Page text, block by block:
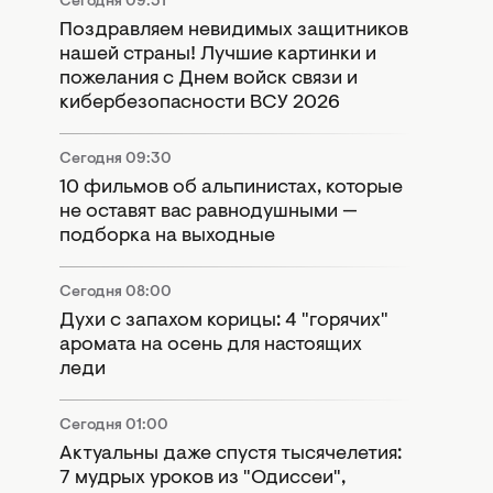
Поздравляем невидимых защитников
нашей страны! Лучшие картинки и
пожелания с Днем войск связи и
кибербезопасности ВСУ 2026
Сегодня 09:30
10 фильмов об альпинистах, которые
не оставят вас равнодушными —
подборка на выходные
Сегодня 08:00
Духи с запахом корицы: 4 "горячих"
аромата на осень для настоящих
леди
Сегодня 01:00
Актуальны даже спустя тысячелетия:
7 мудрых уроков из "Одиссеи",